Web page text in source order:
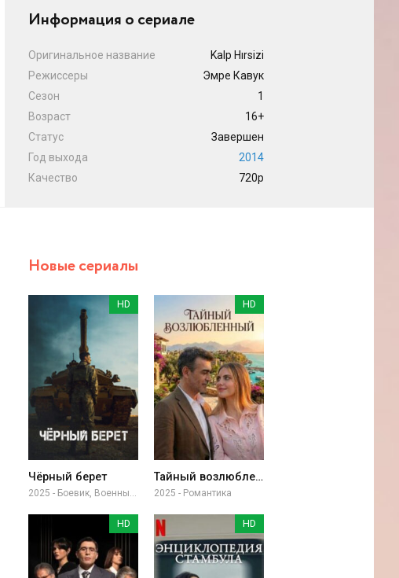
Информация о сериале
Оригинальное название
Kalp Hırsizi
Режиссеры
Эмре Кавук
Сезон
1
Возраст
16+
Статус
Завершен
Год выхода
2014
Качество
720p
Новые сериалы
HD
Чёрный берет
2025 - Боевик, Военный, Драма
HD
Тайный возлюбленный
2025 - Романтика
HD HD